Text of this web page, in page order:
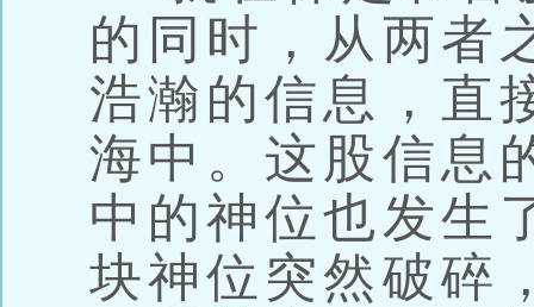
的同时，从两者
浩瀚的信息，直
海中。这股信息
中的神位也发生
块神位突然破碎